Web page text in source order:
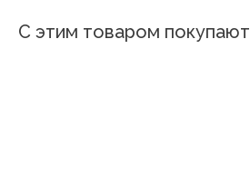
С этим товаром покупают